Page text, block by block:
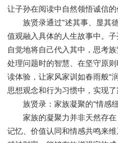
让子孙在阅读中自然领悟诚信的
族贤录通过“述其事、显其
值观融入具体的人生故事中。
自觉地将自己代入其中，思考
处理问题时的智慧、在坚守原
读体验，让家风家训如春雨般“
思想观念和行为习惯中，实现了
族贤录：家族凝聚的“情感
家族的凝聚力并非天然存
记忆、价值认同和情感共鸣来